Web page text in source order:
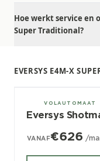
Hoe werkt service en
Super Traditional?
EVERSYS E4M-X
± 350/dag
VOLAUTOMAAT
VANAF€626 /